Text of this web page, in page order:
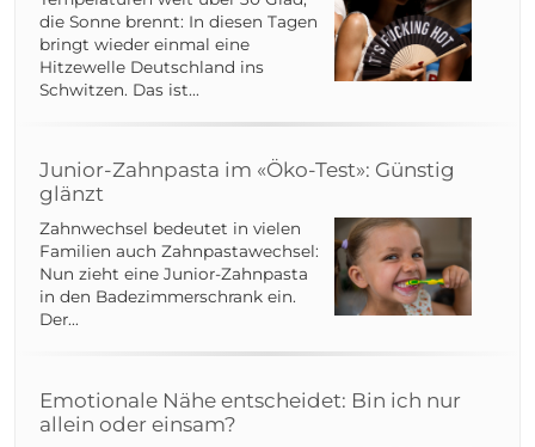
die Sonne brennt: In diesen Tagen
bringt wieder einmal eine
Hitzewelle Deutschland ins
Schwitzen. Das ist...
Junior-Zahnpasta im «Öko-Test»: Günstig
glänzt
Zahnwechsel bedeutet in vielen
Familien auch Zahnpastawechsel:
Nun zieht eine Junior-Zahnpasta
in den Badezimmerschrank ein.
Der...
Emotionale Nähe entscheidet: Bin ich nur
allein oder einsam?